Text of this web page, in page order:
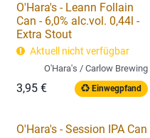
O'Hara's - Leann Follain
Can - 6,0% alc.vol. 0,44l -
Extra Stout
Aktuell nicht verfügbar
O'Hara's / Carlow Brewing
3,95 € Einwegpfand
O'Hara's - Session IPA Can